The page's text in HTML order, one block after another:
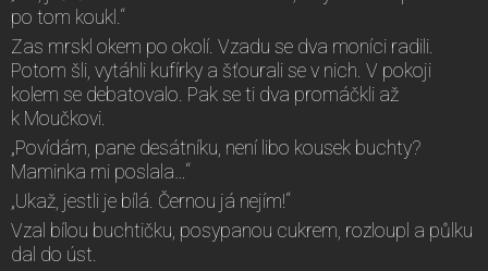
po tom koukl.“
Zas mrskl okem po okolí. Vzadu se dva moníci radili.
Potom šli, vytáhli kufírky a šťourali se v nich. V pokoji
kolem se debatovalo. Pak se ti dva promáčkli až
k Moučkovi.
„Povídám, pane desátníku, není libo kousek buchty?
Maminka mi poslala…“
„Ukaž, jestli je bílá. Černou já nejím!“
Vzal bílou buchtičku, posypanou cukrem, rozloupl a půlku
dal do úst.